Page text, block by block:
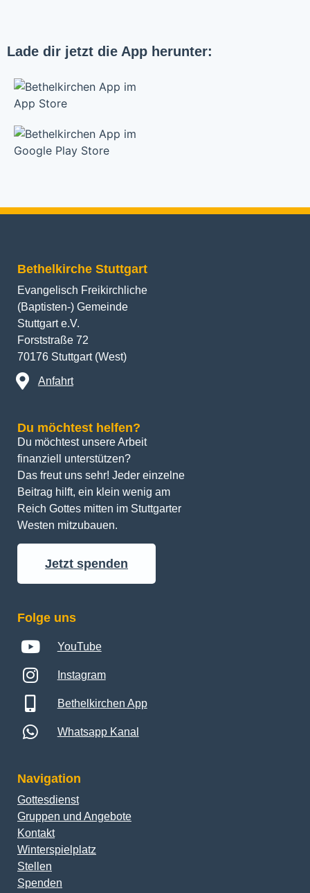
Lade dir jetzt die App herunter:
Bethelkirche Stuttgart
Evangelisch Freikirchliche
(Baptisten-) Gemeinde
Stuttgart e.V.
Forststraße 72
70176 Stuttgart (West)
Anfahrt
Du möchtest helfen?
Du möchtest unsere Arbeit
finanziell unterstützen?
Das freut uns sehr! Jeder einzelne
Beitrag hilft, ein klein wenig am
Reich Gottes mitten im Stuttgarter
Westen mitzubauen.
Jetzt spenden
Folge uns
YouTube
Instagram
Bethelkirchen App
Whatsapp Kanal
Navigation
Gottesdienst
Gruppen und Angebote
Kontakt
Winterspielplatz
Stellen
Spenden